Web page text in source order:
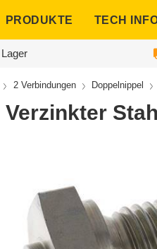
PRODUKTE TECH
2 Verbindungen Doppelnippel
Verzinkter